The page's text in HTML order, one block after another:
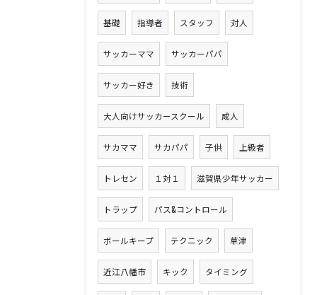
基礎 指導者 スタッフ 対人
サッカーママ サッカーパパ
サッカー好き 技術
大人向けサッカースクール 成人
サカママ サカパパ 子供 上級者
トレセン １対１ 滋賀県少年サッカー
トラップ パス&コントロール
ボールキープ テクニック 草津
近江八幡市 キック タイミング